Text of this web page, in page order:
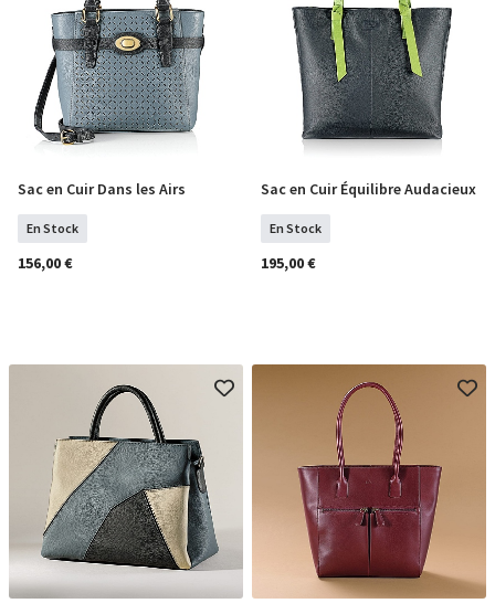
COMMANDER
Sac en Cuir Dans les Airs
En Stock
156,00 €
COMMANDER
Sac en Cuir Équilibre Audacieux
En Stock
195,00 €